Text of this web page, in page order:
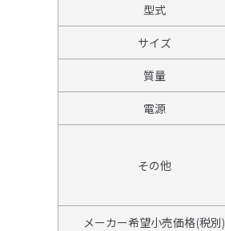
型式
サイズ
質量
電源
その他
メーカー希望小売価格(税別)